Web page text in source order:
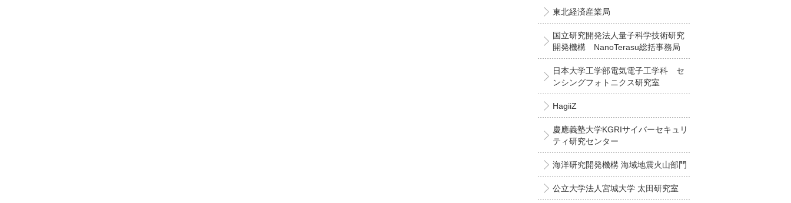
東北経済産業局
国立研究開発法人量子科学技術研究
開発機構 NanoTerasu総括事務局
日本大学工学部電気電子工学科 セ
ンシングフォトニクス研究室
HagiiZ
慶應義塾大学KGRIサイバーセキュリ
ティ研究センター
海洋研究開発機構 海域地震火山部門
公立大学法人宮城大学 太田研究室